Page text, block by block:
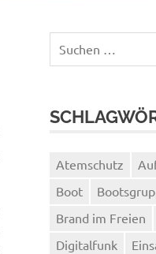
nach:
Atemschutz
Boot
Brand im Freien
Digitalfunk